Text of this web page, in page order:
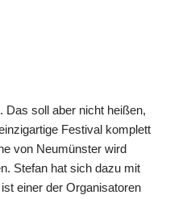
Das soll aber nicht heißen,
Festival komplett
von Neumünster wird
Stefan hat sich dazu mit
einer der Organisatoren